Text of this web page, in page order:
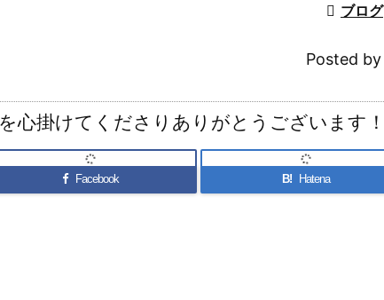
 ブログ
Posted by
心掛けてくださりありがとうございます！
Facebook B! Hatena